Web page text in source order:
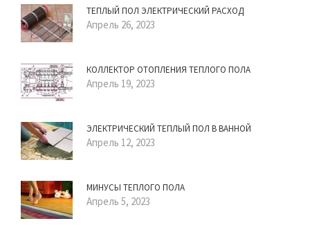
ТЕПЛЫЙ ПОЛ ЭЛЕКТРИЧЕСКИЙ РАСХОД
Апрель 26, 2023
КОЛЛЕКТОР ОТОПЛЕНИЯ ТЕПЛОГО ПОЛА
Апрель 19, 2023
ЭЛЕКТРИЧЕСКИЙ ТЕПЛЫЙ ПОЛ В ВАННОЙ
Апрель 12, 2023
МИНУСЫ ТЕПЛОГО ПОЛА
Апрель 5, 2023